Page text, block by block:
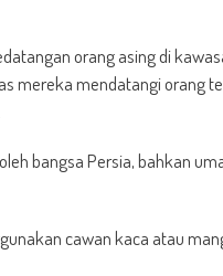
orang asing di
mereka mendatangi orang
bangsa Persia, bahkan
cawan kaca atau